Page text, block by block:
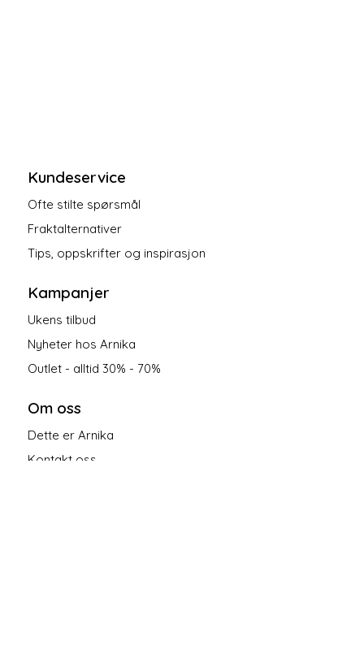
Kundeservice
Ofte stilte spørsmål
Fraktalternativer
Tips, oppskrifter og inspirasjon
Kampanjer
Ukens tilbud
Nyheter hos Arnika
Outlet - alltid 30% - 70%
Om oss
Dette er Arnika
Kontakt oss